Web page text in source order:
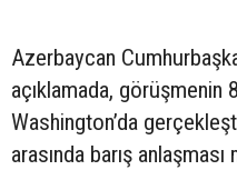
Azerbaycan
açıklamada, görüşmenin
Washington’da
arasında barış anlaşması